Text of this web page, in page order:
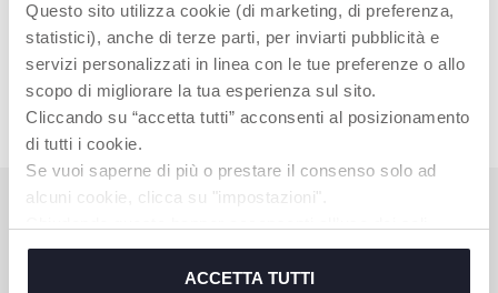
Questo sito utilizza cookie (di marketing, di preferenza,
statistici), anche di terze parti, per inviarti pubblicità e
servizi personalizzati in linea con le tue preferenze o allo
scopo di migliorare la tua esperienza sul sito.
Cliccando su “accetta tutti” acconsenti al posizionamento
di tutti i cookie.
Se vuoi saperne di più o prestare il consenso solo ad
alcuni cookie, clicca su "impostazioni".
cookie tecnici, indispensabili per fruire del servizio
ACCETTA TUTTI
Detersivo Igienizzante
Chicco
HAI BISOGNO DI INFORMAZIONI?
Artsana Schweiz AG Kundenservice